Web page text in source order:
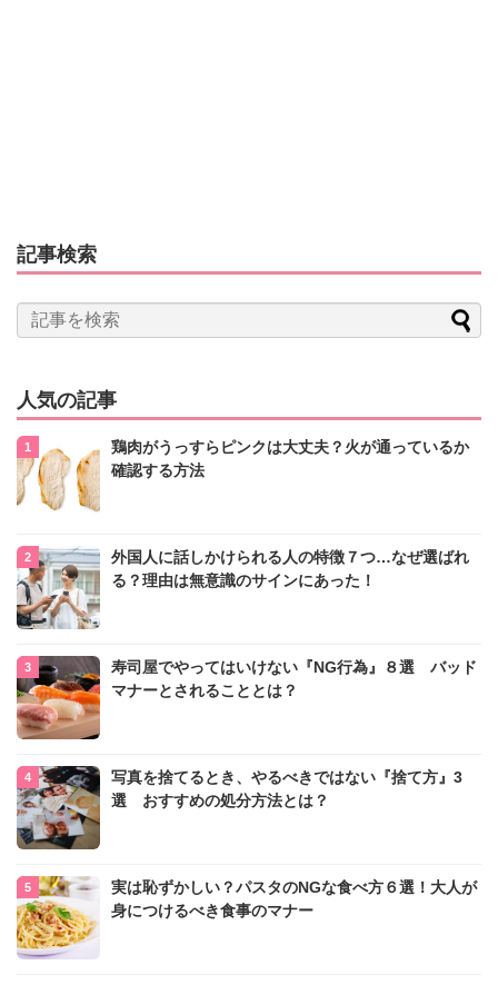
記事検索
人気の記事
鶏肉がうっすらピンクは大丈夫？火が通っているか
確認する方法
外国人に話しかけられる人の特徴７つ…なぜ選ばれ
る？理由は無意識のサインにあった！
寿司屋でやってはいけない『NG行為』８選 バッド
マナーとされることとは？
写真を捨てるとき、やるべきではない『捨て方』3
選 おすすめの処分方法とは？
実は恥ずかしい？パスタのNGな食べ方６選！大人が
身につけるべき食事のマナー